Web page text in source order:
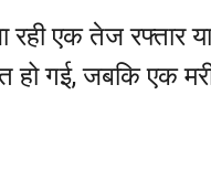
एक तेज रफ्तार
हो गई, जबकि एक